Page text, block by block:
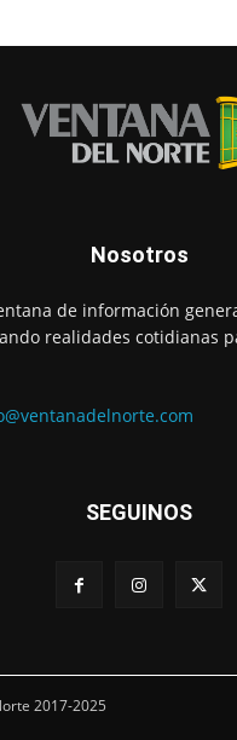
Nosotros
de información
realidades cotidianas
SEGUINOS
2017-2025